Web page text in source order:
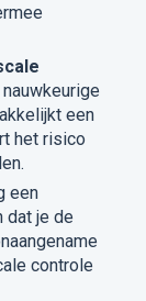
een
het risico
een
dat je de
controle